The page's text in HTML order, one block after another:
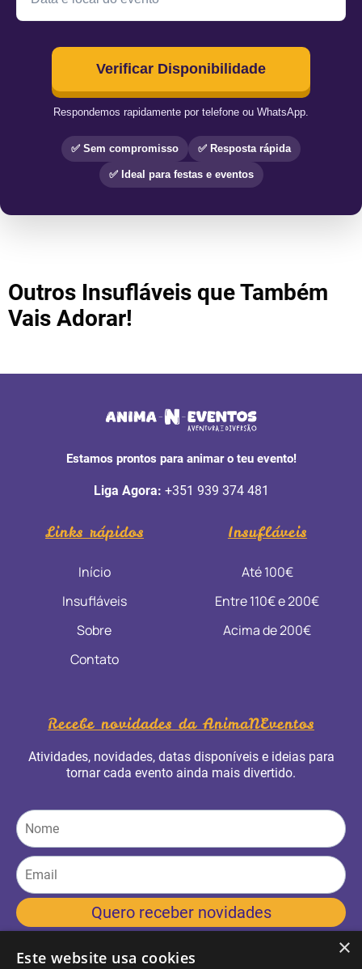
Verificar Disponibilidade
Respondemos rapidamente por telefone ou WhatsApp.
✅ Sem compromisso ✅ Resposta rápida
✅ Ideal para festas e eventos
Outros Insufláveis que Também
Vais Adorar!
Estamos prontos para animar o teu evento!
Liga Agora: +351 939 374 481
Links rápidos
Início
Insufláveis
Sobre
Contato
Insufláveis
Até 100€
Entre 110€ e 200€
Acima de 200€
Recebe novidades da AnimaNEventos
Atividades, novidades, datas disponíveis e ideias para
tornar cada evento ainda mais divertido.
Quero receber novidades
×
Este website usa cookies